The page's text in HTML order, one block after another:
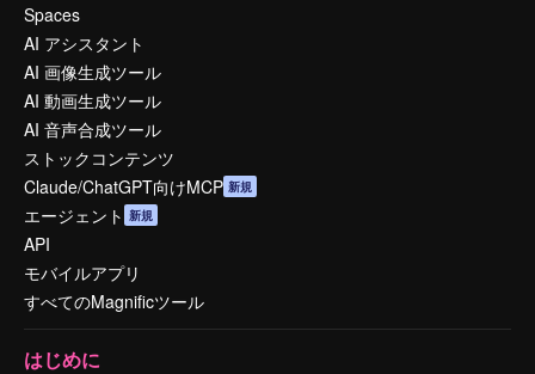
Spaces
AI アシスタント
AI 画像生成ツール
AI 動画生成ツール
AI 音声合成ツール
ストックコンテンツ
Claude/ChatGPT向けMCP 新規
エージェント 新規
API
モバイルアプリ
すべてのMagnificツール
はじめに